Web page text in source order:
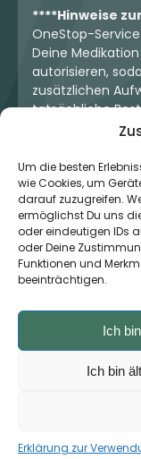
Um die besten
wie Cookies, um
darauf zuzugreifen.
ermöglichst Du uns
oder eindeutigen IDs
oder Deine
Funktionen und
beeinträchtigen.
Ich
Ich bin
Erklärung zur
****Hinweise
OneStop-
Deine
autorisieren,
zusätzlichen
tatsächliche
erfolgt jedoch
Dir und der
kein
lediglich der
Nutzung ist
ärztliche
verschriebenen
unabhängig und